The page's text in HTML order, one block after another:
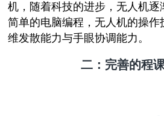
机，随着科技的进步，无人机逐
简单的电脑编程，无人机的操作
维发散能力与手眼协调能力。
二：完善的程